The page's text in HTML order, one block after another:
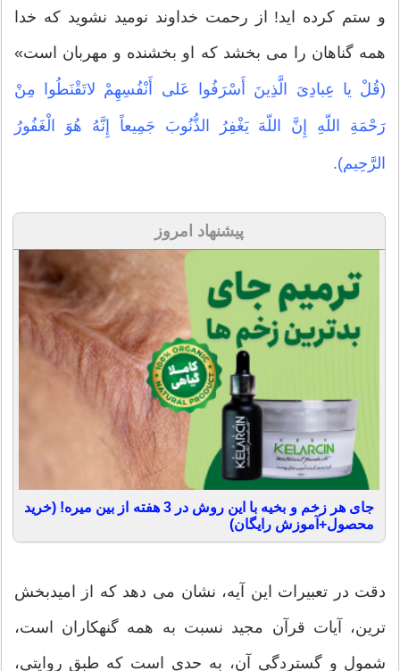
و ستم کرده اید! از رحمت خداوند نومید نشوید که خدا
همه گناهان را مى بخشد که او بخشنده و مهربان است»
(قُلْ یا عِبادِیَ الَّذِینَ أَسْرَفُوا عَلى أَنْفُسِهِمْ لاتَقْنَطُوا مِنْ
رَحْمَةِ اللّهِ إِنَّ اللّهَ یَغْفِرُ الذُّنُوبَ جَمِیعاً إِنَّهُ هُوَ الْغَفُورُ
الرَّحِیم).
پیشنهاد امروز
جای هر زخم و بخیه با این روش در 3 هفته از بین میره! (خرید
محصول+آموزش رایگان)
دقت در تعبیرات این آیه، نشان مى دهد که از امیدبخش
ترین، آیات قرآن مجید نسبت به همه گنهکاران است،
شمول و گستردگى آن، به حدى است که طبق روایتى،